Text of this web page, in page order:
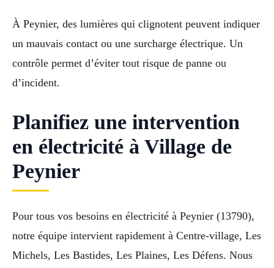
À Peynier, des lumières qui clignotent peuvent indiquer
un mauvais contact ou une surcharge électrique. Un
contrôle permet d’éviter tout risque de panne ou
d’incident.
Planifiez une intervention
en électricité à Village de
Peynier
Pour tous vos besoins en électricité à Peynier (13790),
notre équipe intervient rapidement à Centre-village, Les
Michels, Les Bastides, Les Plaines, Les Défens. Nous